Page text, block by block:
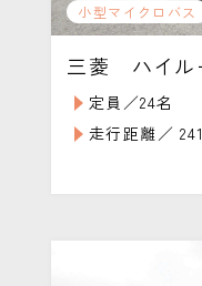
小型マイクロバス
三菱 ハイル
定員／24名
走行距離／